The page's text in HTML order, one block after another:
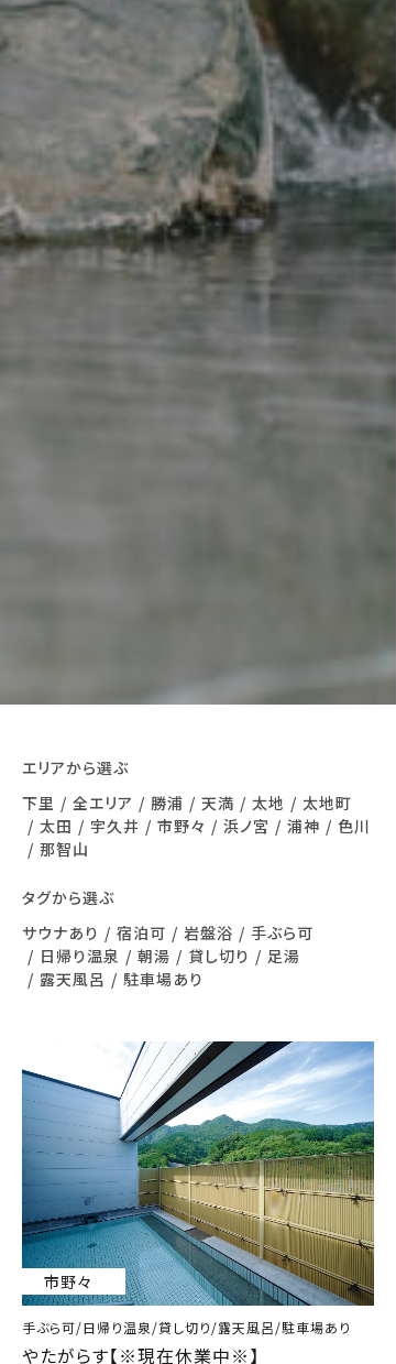
エリアから選ぶ
下里
全エリア 勝浦 天満 太地
太地町
太田
宇久井 市野々 浜ノ宮 浦神
色川
那智山
タグから選ぶ
サウナあり
宿泊可 岩盤浴
手ぶら可
日帰り温泉
朝湯 貸し切り
足湯
露天風呂
駐車場あり
市野々
手ぶら可/日帰り温泉/貸し切り/露天風呂/駐車場あり
やたがらす【※現在休業中※】